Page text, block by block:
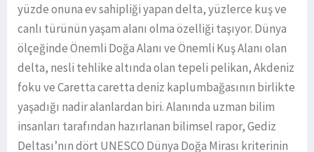
yüzde onuna ev sahipliği yapan delta, yüzlerce kuş ve
canlı türünün yaşam alanı olma özelliği taşıyor. Dünya
ölçeğinde Önemli Doğa Alanı ve Önemli Kuş Alanı olan
delta, nesli tehlike altında olan tepeli pelikan, Akdeniz
foku ve Caretta caretta deniz kaplumbağasının birlikte
yaşadığı nadir alanlardan biri. Alanında uzman bilim
insanları tarafından hazırlanan bilimsel rapor, Gediz
Deltası’nın dört UNESCO Dünya Doğa Mirası kriterinin